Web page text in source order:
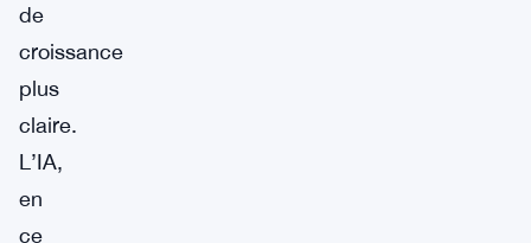
de
croissance
plus
claire.
L’IA,
en
ce